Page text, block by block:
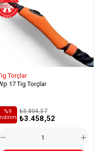
Torçlar
17 Tig Torçlar
₺3.458,52
₺3.804,37
%9